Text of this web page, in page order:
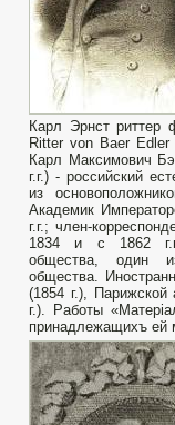
Карл Эрнст
Ritter von Baer
Карл Максимович
г.г.) - российский
из
Академик
г.г.; член-
1834 и с 1862
общества, один
общества.
(1854 г.), Парижской
г.). Работы
принадлежащихъ ей